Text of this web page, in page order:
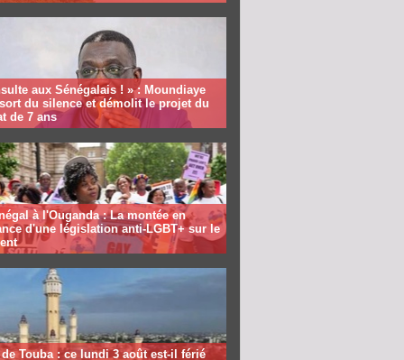
aux Sénégalais ! » : Moundiaye
du silence et démolit le projet du
de 7 ans
à l'Ouganda : La montée en
d'une législation anti-LGBT+ sur le
Touba : ce lundi 3 août est-il férié